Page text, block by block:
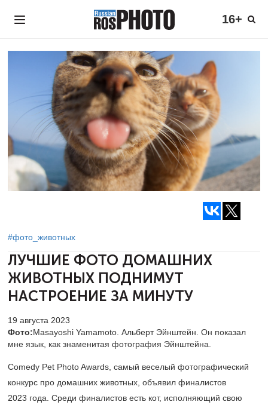
16+
#фото_животных
ЛУЧШИЕ ФОТО ДОМАШНИХ
ЖИВОТНЫХ ПОДНИМУТ
НАСТРОЕНИЕ ЗА МИНУТУ
19 августа 2023
Фото:Masayoshi Yamamoto. Альберт Эйнштейн. Он показал
мне язык, как знаменитая фотография Эйнштейна.
Comedy Pet Photo Awards, самый веселый фотографический
конкурс про домашних животных, объявил финалистов
2023 года. Среди финалистов есть кот, исполняющий свою